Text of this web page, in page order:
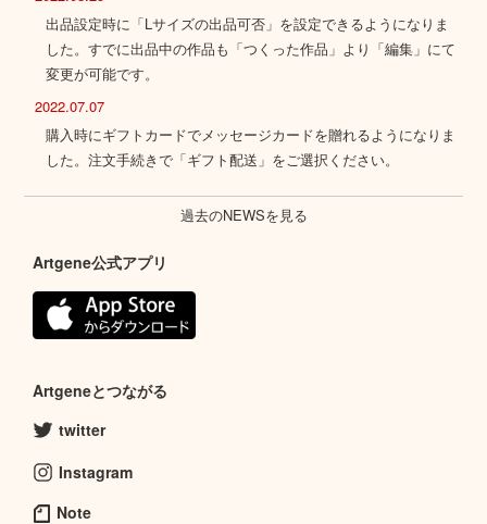
出品設定時に「Lサイズの出品可否」を設定できるようになりま
した。すでに出品中の作品も「つくった作品」より「編集」にて
変更が可能です。
2022.07.07
購入時にギフトカードでメッセージカードを贈れるようになりま
した。注文手続きで「ギフト配送」をご選択ください。
過去のNEWSを見る
Artgene公式アプリ
Artgeneとつながる
twitter
Instagram
Note